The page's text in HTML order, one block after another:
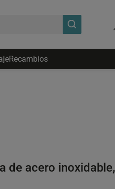
Recambios
de acero inoxidable,